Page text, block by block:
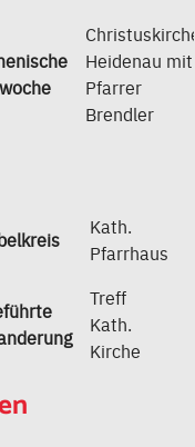
Christuskirche
Heidenau mit
Pfarrer
Brendler
Kath.
Pfarrhaus
Treff
Kath.
Kirche